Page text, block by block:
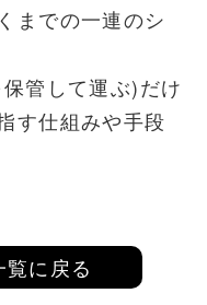
までの一連のシ
管して運ぶ)だけ
す仕組みや手段
に戻る